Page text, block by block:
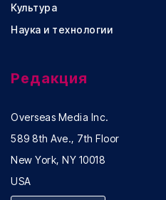
Культура
Наука и технологии
Редакция
Overseas Media Inc.
589 8th Ave., 7th Floor
New York, NY 10018
USA